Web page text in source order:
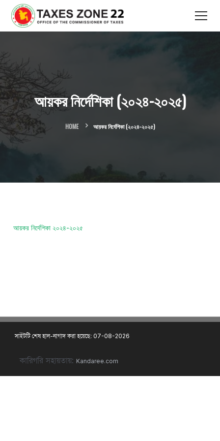
আয়কর নির্দেশিকা (২০২৪-২০২৫)
HOME আয়কর নির্দেশিকা (২০২৪-২০২৫)
আয়কর নির্দেশিকা ২০২৪-২০২৫
সাইটটি শেষ হাল-নাগাদ করা হয়েছে: 07-08-2026
কারিগরি সহায়তায়: Kandaree.com